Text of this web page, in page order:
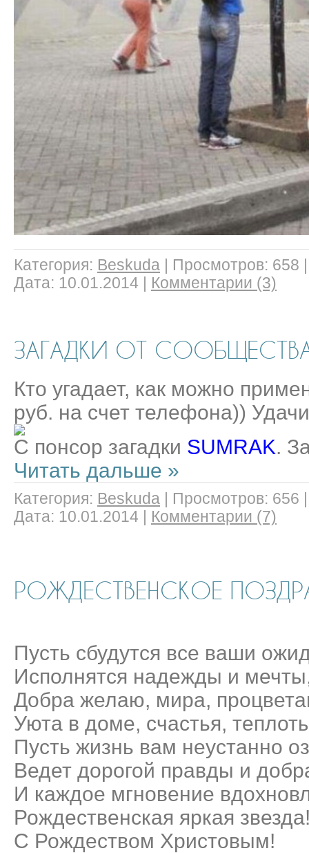
Категория: Beskuda Просмотров: 658
Дата: 10.01.2014 Комментарии (3)
ЗАГАДКИ ОТ
Кто угадает, как можно
руб. на счет телефона))
С понсор загадки SUMRAK.
Читать дальше »
Категория: Beskuda Просмотров: 656
Дата: 10.01.2014 Комментарии (7)
РОЖДЕСТВЕНСКОЕ
Пусть сбудутся все ваши
Исполнятся надежды и
Добра желаю, мира,
Уюта в доме, счастья,
Пусть жизнь вам неустанно
Ведет дорогой правды и
И каждое мгновение
Рождественская яркая
С Рождеством Христовым!